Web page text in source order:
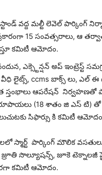
వద్ద మల్టీ లెవెల్ పార్కింగ్
15 సంవత్సరాలు, ఆ
కమిటీ ఆమోదం.
ఎక్స్టెన్షన్ అప్ ఇంట్రెస్ట్
వీధి లైట్స్, ccms బాక్స్ లు, ఎల్
ఆపరేషన్ నిర్వహణతో
రూపాయలు (18 శాతం జి ఎస్
సిఫార్సు కి కమిటీ
పార్కింగ్ మౌలిక వసతులు,
జ్రూతి సొల్యూషన్స్, జూకె
కమిటీ ఆమోదం.